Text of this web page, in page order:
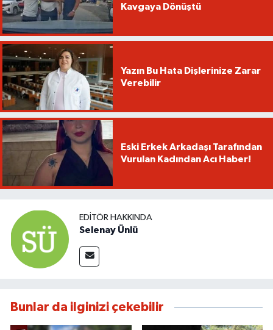
Kavgaya Dönüştü
Yazın Bu Hata Dişlerinize Zarar
Verebilir
Eski Erkek Arkadaşı Tarafından
Vurulan Kadından Acı Haber!
EDITÖR HAKKINDA
Selenay Ünlü
Bunlar da ilginizi çekebilir